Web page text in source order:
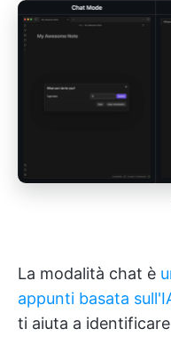
La modalità chat è
appunti basata
ti aiuta a